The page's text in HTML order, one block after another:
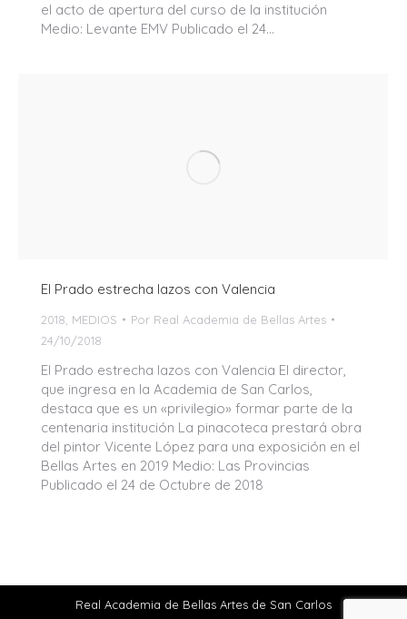
el acto de apertura del curso de la institución
Medio: Levante EMV Publicado el 24…
El Prado estrecha lazos con Valencia
2018 MEDIOS Por Real Academia de Bellas Artes
24/10/2018
El Prado estrecha lazos con Valencia El director,
que ingresa en la Academia de San Carlos,
destaca que es un «privilegio» formar parte de la
centenaria institución La pinacoteca prestará obra
del pintor Vicente López para una exposición en el
Bellas Artes en 2019 Medio: Las Provincias
Publicado el 24 de Octubre de 2018
Real Academia de Bellas Artes de San Carlos